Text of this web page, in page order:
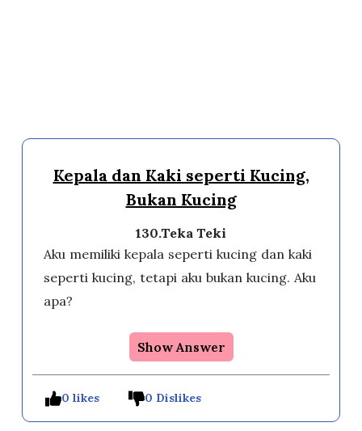
Kepala dan Kaki seperti Kucing,
Bukan Kucing
130.Teka Teki
Aku memiliki kepala seperti kucing dan kaki
seperti kucing, tetapi aku bukan kucing. Aku
apa?
Show Answer
0 likes 0 Dislikes